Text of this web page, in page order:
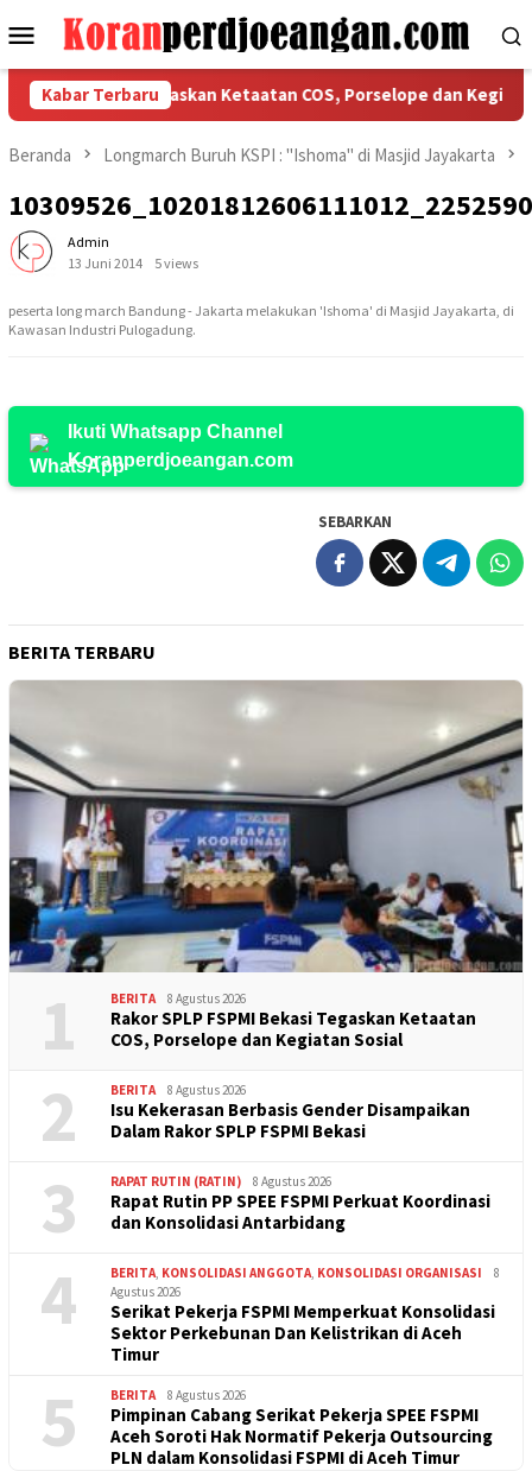
ke
Menu
Mobile
Kabar Terbaru
Bekasi Tegaskan Ketaatan COS, Porselope dan Kegiatan
Beranda Longmarch Buruh KSPI : "Ishoma" di Masjid Jayakarta
Admin
13 Juni 2014
5 views
peserta long march Bandung - Jakarta melakukan 'Ishoma' di Masjid Jayakarta, di
Kawasan Industri Pulogadung.
Ikuti Whatsapp Channel
Koranperdjoeangan.com
SEBARKAN
BERITA TERBARU
1 BERITA 8 Agustus 2026
Rakor SPLP FSPMI Bekasi Tegaskan Ketaatan
COS, Porselope dan Kegiatan Sosial
2 BERITA 8 Agustus 2026
Isu Kekerasan Berbasis Gender Disampaikan
Dalam Rakor SPLP FSPMI Bekasi
3 RAPAT RUTIN (RATIN) 8 Agustus 2026
Rapat Rutin PP SPEE FSPMI Perkuat Koordinasi
dan Konsolidasi Antarbidang
4 BERITA, KONSOLIDASI ANGGOTA, KONSOLIDASI ORGANISASI
8
Agustus 2026
Serikat Pekerja FSPMI Memperkuat Konsolidasi
Sektor Perkebunan Dan Kelistrikan di Aceh
Timur
5 BERITA 8 Agustus 2026
Pimpinan Cabang Serikat Pekerja SPEE FSPMI
Aceh Soroti Hak Normatif Pekerja Outsourcing
PLN dalam Konsolidasi FSPMI di Aceh Timur